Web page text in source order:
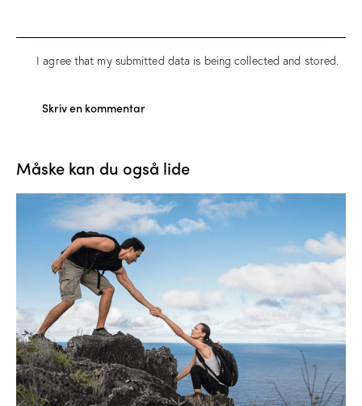
I agree that my submitted data is beingcollected and stored.
Måske kan du også lide